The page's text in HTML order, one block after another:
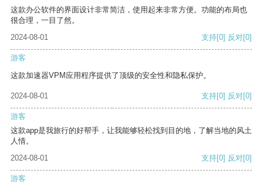
这款办公软件的界面设计非常简洁，使用起来非常方便。功能的布局也
很合理，一目了然。
2024-08-01
支持[0] 反对[0]
游客
这款加速器VPM应用程序提供了顶级的安全性和隐私保护。
2024-08-01 支持[0] 反对[0]
游客
这款app是我旅行的好帮手，让我能够轻松找到目的地，了解当地的风土
人情。
2024-08-01
支持[0] 反对[0]
游客